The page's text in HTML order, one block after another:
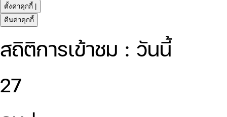
ตั้งค่าคุกกี้ |
คืนค่าคุกกี้
สถิติการเข้าชม : วันนี้
27